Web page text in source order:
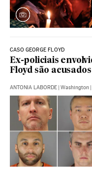
CASO GEORGE FLOYD
Ex-policiais
Floyd são
ANTONIA LABORDE | Washington |